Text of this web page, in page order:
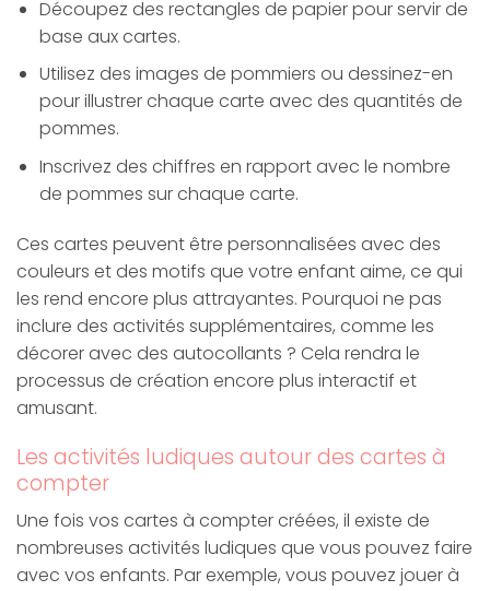
Découpez des rectangles de papier pour servir de
base aux cartes.
Utilisez des images de pommiers ou dessinez-en
pour illustrer chaque carte avec des quantités de
pommes.
Inscrivez des chiffres en rapport avec le nombre
de pommes sur chaque carte.
Ces cartes peuvent être personnalisées avec des
couleurs et des motifs que votre enfant aime, ce qui
les rend encore plus attrayantes. Pourquoi ne pas
inclure des activités supplémentaires, comme les
décorer avec des autocollants ? Cela rendra le
processus de création encore plus interactif et
amusant.
Les activités ludiques autour des cartes à
compter
Une fois vos cartes à compter créées, il existe de
nombreuses activités ludiques que vous pouvez faire
avec vos enfants. Par exemple, vous pouvez jouer à